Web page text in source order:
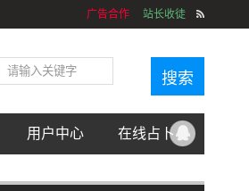
广告合作 站长收徒
用户中心 在线占卜